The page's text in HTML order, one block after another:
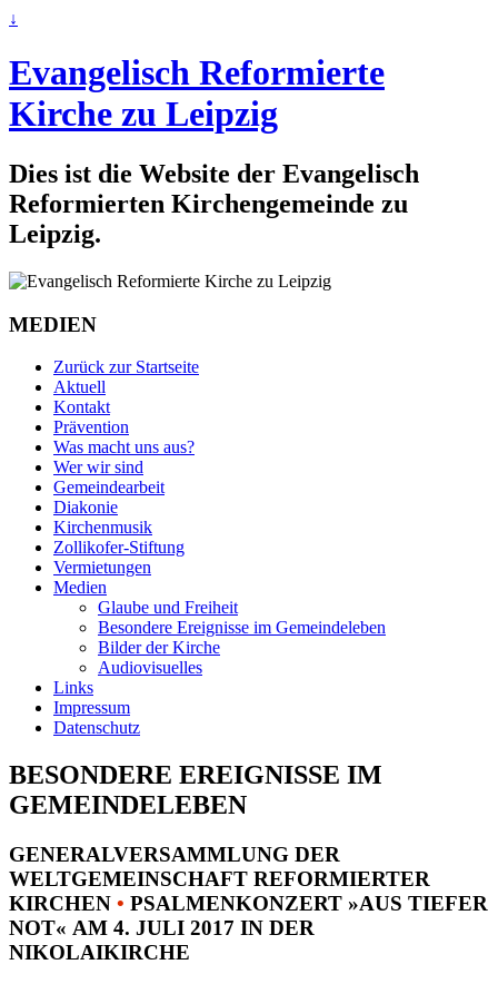
↓
Evangelisch Reformierte
Kirche zu Leipzig
Dies ist die Website der Evangelisch
Reformierten Kirchengemeinde zu
Leipzig.
MEDIEN
Zurück zur Startseite
Aktuell
Kontakt
Prävention
Was macht uns aus?
Wer wir sind
Gemeindearbeit
Diakonie
Kirchenmusik
Zollikofer-Stiftung
Vermietungen
Medien
Glaube und Freiheit
Besondere Ereignisse im Gemeindeleben
Bilder der Kirche
Audiovisuelles
Links
Impressum
Datenschutz
BESONDERE EREIGNISSE IM
GEMEINDELEBEN
GENERALVERSAMMLUNG DER
WELTGEMEINSCHAFT REFORMIERTER
KIRCHEN • PSALMENKONZERT »AUS TIEFER
NOT« AM 4. JULI 2017 IN DER
NIKOLAIKIRCHE